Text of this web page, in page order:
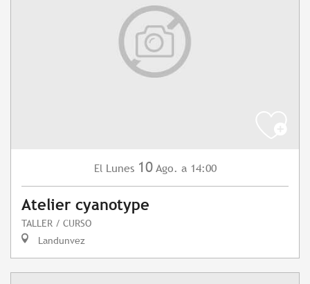
El Lunes 10 Ago. a 14:00
Atelier cyanotype
TALLER / CURSO
Landunvez